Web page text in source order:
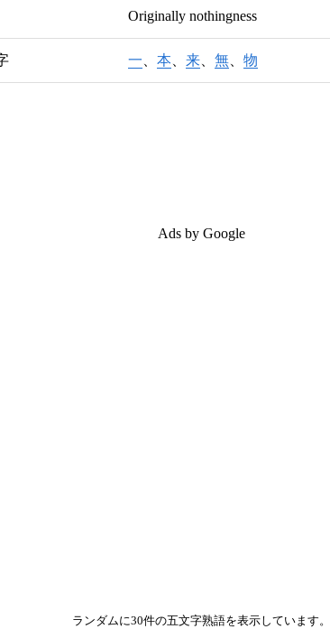
Originally nothingness
一 本 来、 無、 物
Ads by Google
ランダムに30件の五文字熟語を表示しています。